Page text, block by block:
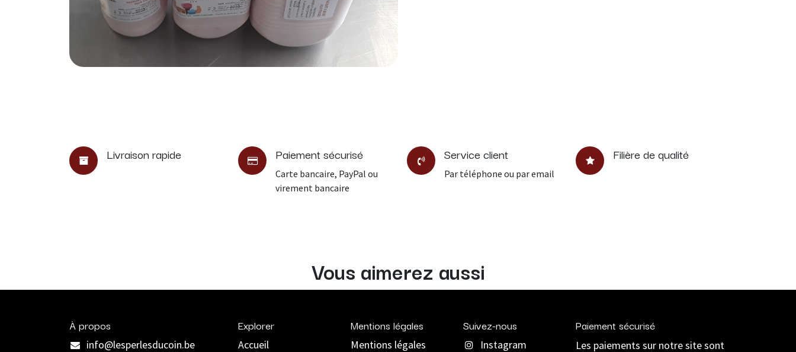
Livraison rapide Paiement sécurisé
Carte bancaire, PayPal ou
virement bancaire
Service client
Par téléphone ou par email
Filière de qualité
Vous aimerez aussi
À propos
info@lesperlesducoin.be​
Explorer
Accueil
Mentions légales
Mentions légales
Suivez-nous
Instagram
Paiement sécurisé
Les paiements sur notre site sont